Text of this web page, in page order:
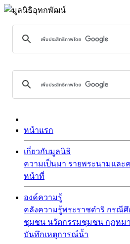
หน้าแรก
เกี่ยวกับมูลนิธิ
ความเป็นมา รายพระนามและ
หน้าที่
องค์ความรู้
คลังความรู้พระราชดำริ กรณีศึ
ชุมชน นวัตกรรมชุมชน กฏหม
บันทึกเหตุการณ์น้ำ